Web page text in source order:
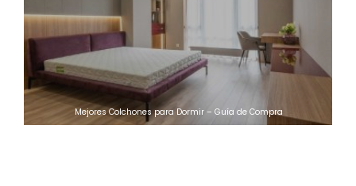
Mejores Colchones para Dormir – Guía de Compra